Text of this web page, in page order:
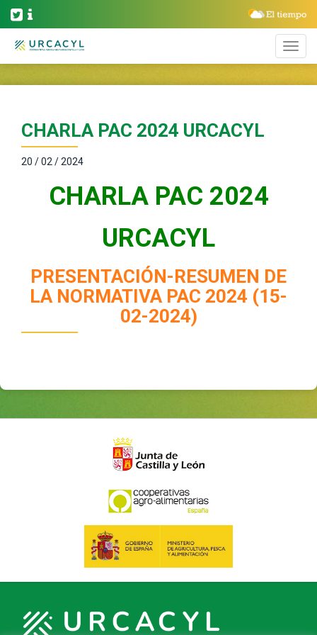
CHARLA PAC 2024 URCACYL
20 / 02 / 2024
CHARLA PAC 2024
URCACYL
PRESENTACIÓN-RESUMEN DE
LA NORMATIVA PAC 2024 (15-
02-2024)